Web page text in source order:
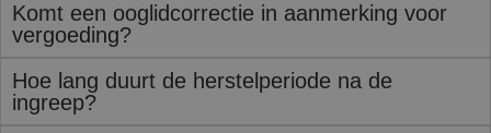
Komt een ooglidcorrectie in aanmerking voor
vergoeding?
Hoe lang duurt de herstelperiode na de
ingreep?